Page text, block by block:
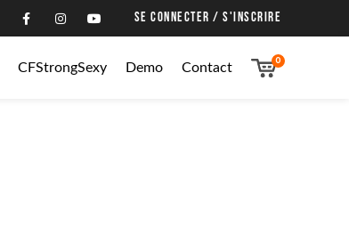
SE CONNECTER / S'INSCRIRE
CFStrongSexy Demo Contact
0